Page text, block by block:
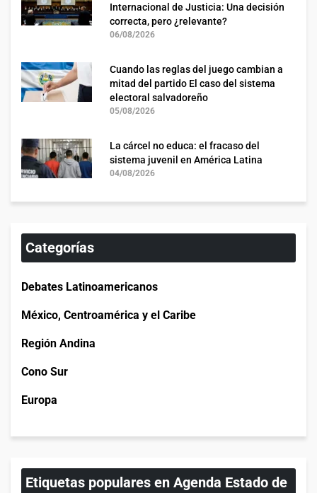
Internacional de Justicia: Una decisión
correcta, pero ¿relevante?
06/08/2026
Cuando las reglas del juego cambian a
mitad del partido El caso del sistema
electoral salvadoreño
05/08/2026
La cárcel no educa: el fracaso del
sistema juvenil en América Latina
04/08/2026
Categorías
Debates Latinoamericanos
México, Centroamérica y el Caribe
Región Andina
Cono Sur
Europa
Etiquetas populares en Agenda Estado de